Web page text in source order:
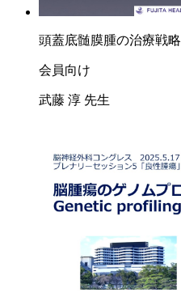
頭蓋底髄膜腫の治療戦略
会員向け
武藤 淳 先生